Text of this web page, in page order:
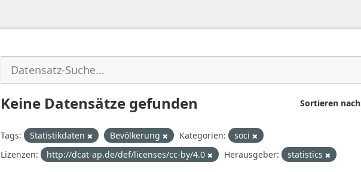
Sortieren nach
Keine Datensätze gefunden
Tags: Statistikdaten Bevölkerung Kategorien:
soci
Lizenzen:
http://dcat-ap.de/def/licenses/cc-by/4.0 Herausgeber: statistics